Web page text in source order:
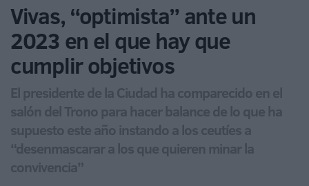
Vivas, “optimista” ante un
2023 en el que hay que
cumplir objetivos
El presidente de la Ciudad ha comparecido en el
salón del Trono para hacer balance de lo que ha
supuesto este año instando a los ceutíes a
“desenmascarar a los que quieren minar la
convivencia”